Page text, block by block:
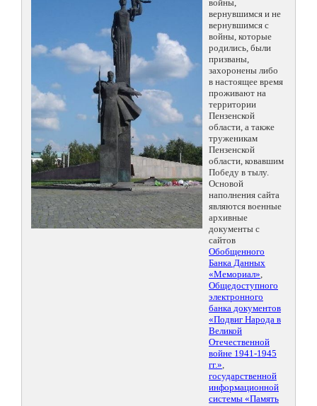
войны,
вернувшимся и не
вернувшимся с
войны, которые
родились, были
призваны,
захоронены либо
в настоящее время
проживают на
территории
Пензенской
области, а также
труженикам
Пензенской
области, ковавшим
Победу в тылу.
Основой
наполнения сайта
являются военные
архивные
документы с
сайтов
Обобщенного
Банка Данных
«Мемориал»,
Общедоступного
электронного
банка документов
«Подвиг Народа в
Великой
Отечественной
войне 1941-1945
гг.»,
государственной
информационной
системы «Память